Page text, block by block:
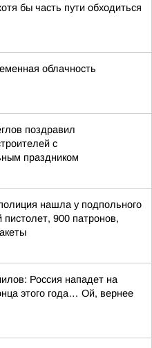
бы часть пути обходиться
облачность
поздравил
с
праздником
нашла у подпольного
пистолет, 900 патронов,
Россия нападет на
этого года… Ой, вернее